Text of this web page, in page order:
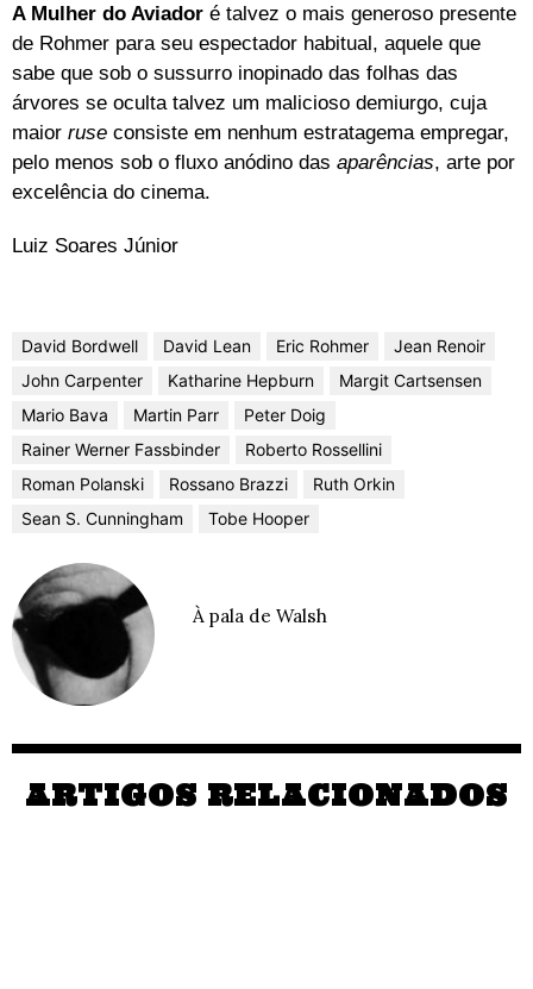
A Mulher do Aviador é talvez o mais generoso presente
de Rohmer para seu espectador habitual, aquele que
sabe que sob o sussurro inopinado das folhas das
árvores se oculta talvez um malicioso demiurgo, cuja
maior ruse consiste em nenhum estratagema empregar,
pelo menos sob o fluxo anódino das aparências, arte por
excelência do cinema.
Luiz Soares Júnior
David Bordwell David Lean Eric Rohmer
Jean Renoir
John Carpenter
Katharine Hepburn
Margit Cartsensen
Mario Bava
Martin Parr
Peter Doig
Rainer Werner Fassbinder
Roberto Rossellini
Roman Polanski
Rossano Brazzi
Ruth Orkin
Sean S. Cunningham
Tobe Hooper
À pala de Walsh
ARTIGOS RELACIONADOS